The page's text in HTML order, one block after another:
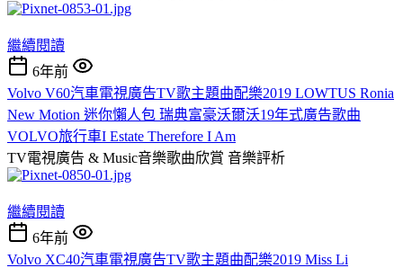
繼續閱讀
6年前
Volvo V60汽車電視廣告TV歌主題曲配樂2019 LOWTUS Ronia
New Motion 迷你懶人包 瑞典富豪沃爾沃19年式廣告歌曲
VOLVO旅行車I Estate Therefore I Am
TV電視廣告 & Music音樂歌曲欣賞 音樂評析
繼續閱讀
6年前
Volvo XC40汽車電視廣告TV歌主題曲配樂2019 Miss Li